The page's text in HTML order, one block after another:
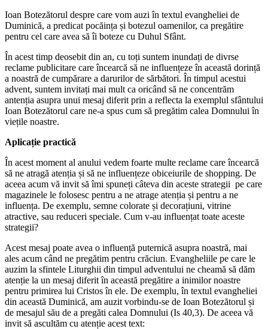
Ioan Botezătorul despre care vom auzi în textul evangheliei de
Duminică, a predicat pocăința și botezul oamenilor, ca pregătire
pentru cel care avea să îi boteze cu Duhul Sfânt.
În acest timp deosebit din an, cu toți suntem inundați de divrse
reclame publicitare care încearcă să ne influențeze în această dorință
a noastră de cumpărare a darurilor de sărbători. În timpul acestui
advent, suntem invitați mai mult ca oricând să ne concentrăm
antenția asupra unui mesaj diferit prin a reflecta la exemplul sfântului
Ioan Botezătorul care ne-a spus cum să pregătim calea Domnului în
viețile noastre.
Aplicație practică
În acest moment al anului vedem foarte multe reclame care încearcă
să ne atragă atenția și să ne influențeze obiceiurile de shopping. De
aceea acum vă invit să îmi spuneți câteva din aceste strategii pe care
magazinele le folosesc pentru a ne atrage atenția și pentru a ne
influența. De exemplu, semne colorate și decorațiuni, vitrine
atractive, sau reduceri speciale. Cum v-au influențat toate aceste
strategii?
Acest mesaj poate avea o influență puternică asupra noastră, mai
ales acum când ne pregătim pentru crăciun. Evangheliile pe care le
auzim la sfintele Liturghii din timpul adventului ne cheamă să dăm
atenție la un mesaj diferit în această pregătire a inimilor noastre
pentru primirea lui Cristos în ele. De exemplu, în textul evangheliei
din această Duminică, am auzit vorbindu-se de Ioan Botezătorul și
de mesajul său de a pregăti calea Domnului (Is 40,3). De aceea vă
invit să ascultăm cu atenție acest text: